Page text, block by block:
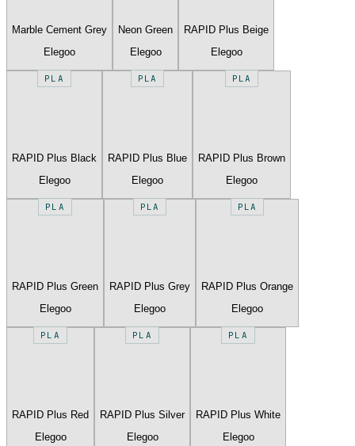
Marble Cement Grey
Elegoo
Neon Green
Elegoo
RAPID Plus Beige
Elegoo
PLA
RAPID Plus Black
Elegoo
PLA
RAPID Plus Blue
Elegoo
PLA
RAPID Plus Brown
Elegoo
PLA
RAPID Plus Green
Elegoo
PLA
RAPID Plus Grey
Elegoo
PLA
RAPID Plus Orange
Elegoo
PLA
RAPID Plus Red
Elegoo
PLA
RAPID Plus Silver
Elegoo
PLA
RAPID Plus White
Elegoo